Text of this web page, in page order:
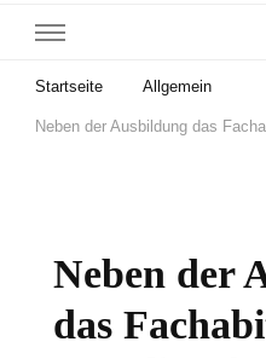
Startseite Allgemein
Neben der Ausbildung das
Neben der
das